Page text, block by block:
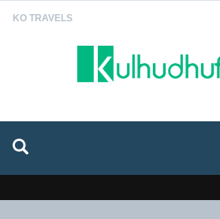
KO TRAVELS